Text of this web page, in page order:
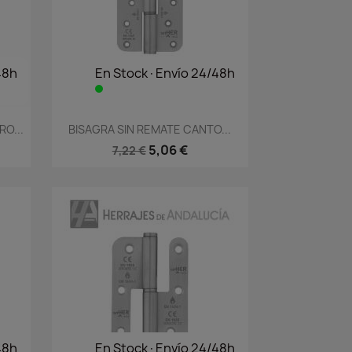
En Stock·Envío 24/48h
Vista rápida
BISAGRA SIN REMATE CANTO...
7,22 € 5,06 €
En Stock·Envío 24/48h